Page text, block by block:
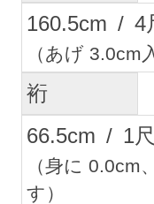
160.5cm / 4
（あげ 3.0cm
裄
66.5cm / 1尺
（身に 0.0cm
す）